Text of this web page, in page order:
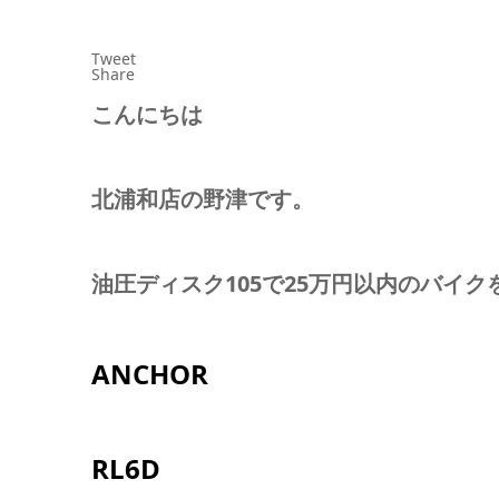
Tweet
Share
こんにちは
北浦和店の野津です。
油圧ディスク105で25万円以内のバイク
ANCHOR
RL6D